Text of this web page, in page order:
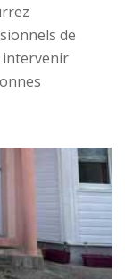
de
intervenir